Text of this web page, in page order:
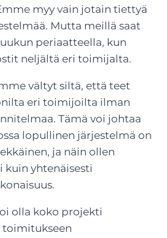
myy vain jotain tiettyä
Mutta meillä saat
periaatteella, kun
neljältä eri toimijalta.
vältyt siltä, että teet
eri toimijoilta ilman
Tämä voi johtaa
lopullinen järjestelmä on
ja näin ollen
yhtenäisesti
olla koko projekti